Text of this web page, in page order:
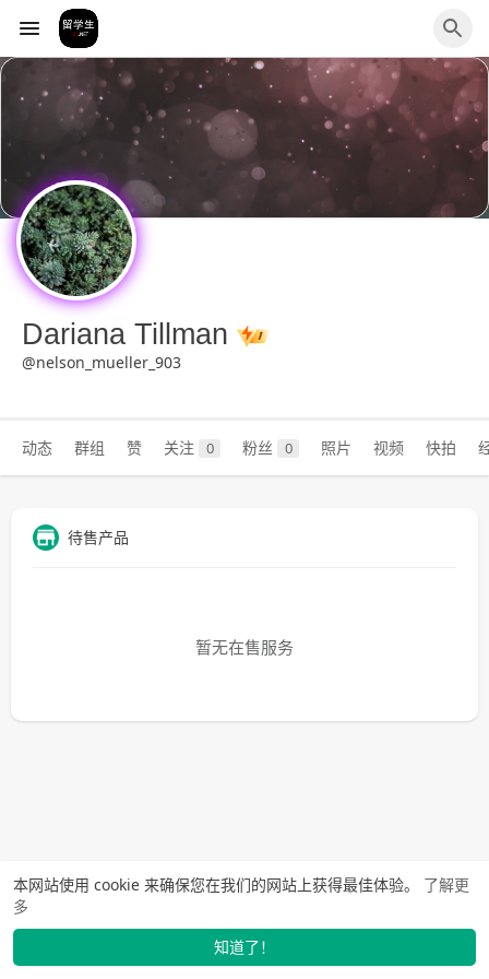
本网站使用 cookie 来确保您在我们的网站上获得最佳体验。 了解更
多
知道了！
Dariana Tillman
@nelson_mueller_903
动态 群组 赞 关注 0 粉丝 0 照片 视频 快拍
待售产品
暂无在售服务
发布